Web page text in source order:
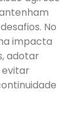
No
impacta
adotar